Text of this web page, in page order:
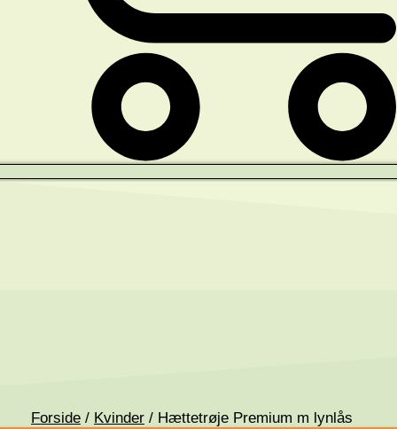
Forside / Kvinder / Hættetrøje Premium m lynlås